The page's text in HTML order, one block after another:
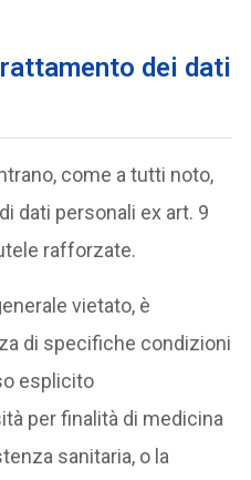
dei dati
come a tutti noto,
dati personali ex art. 9
rafforzate.
vietato, è
di specifiche condizioni
esplicito
per finalità di medicina
sanitaria, o la